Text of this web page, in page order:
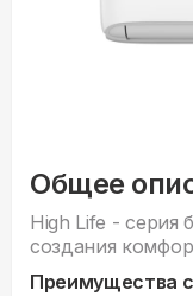
Общее
High Life - серия
создания
Преимущества